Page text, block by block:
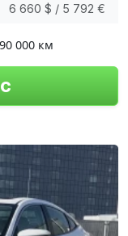
6 660 $ / 5 792 €
000 км